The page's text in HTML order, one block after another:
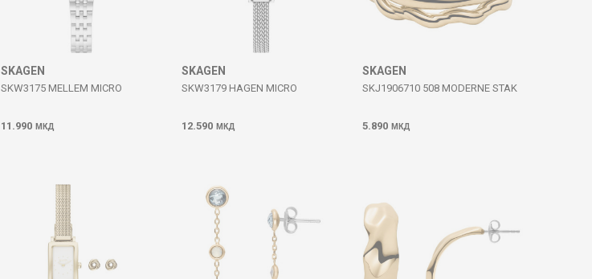
SKAGEN
SKW3175 MELLEM MICRO
11.990 МКД
SKAGEN
SKW3179 HAGEN MICRO
12.590 МКД
SKAGEN
SKJ1906710 508 MODERNE STAK
5.890 МКД